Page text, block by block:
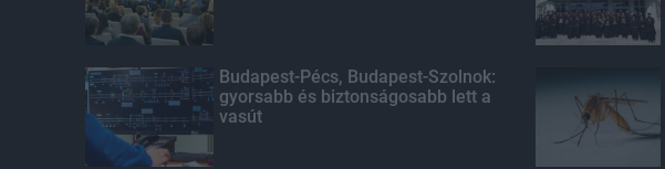
Budapest-Pécs, Budapest-Szolnok:
gyorsabb és biztonságosabb lett a
vasút